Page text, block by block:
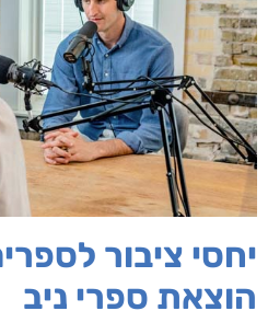
יחסי ציבור
הוצאת ספרי ניב